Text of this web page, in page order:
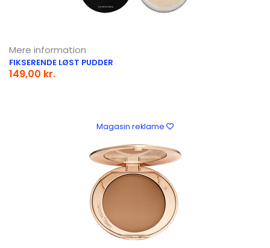
Mere information
FIKSERENDE LØST PUDDER
149,00 kr.
Magasin reklame